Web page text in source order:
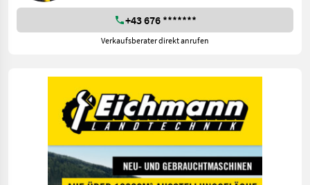
+43 676 *******
Verkaufsberater direkt anrufen